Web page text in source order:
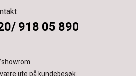
918 05 890
ute på kundebesøk.